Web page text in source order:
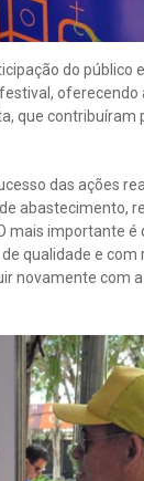
do público
que contribuíram
das ações
abastecimento,
mais importante é
qualidade e
novamente com